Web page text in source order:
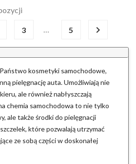
3 … 5 
kosmetyki samochodowe,
pielęgnację auta. Umożliwiają nie
ale również nabłyszczają
chemia samochodowa to nie tylko
ale także środki do pielęgnacji
które pozwalają utrzymać
ze sobą części w doskonałej